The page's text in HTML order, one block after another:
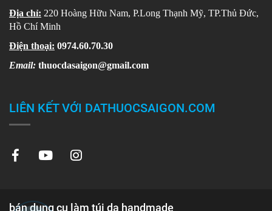
bán dụng cụ làm túi da handmade
Địa chỉ: 220 Hoàng Hữu Nam, P.Long Thạnh Mỹ, TP.Thủ Đức,
Hồ Chí Minh
Điện thoại: 0974.60.70.30
Email: thuocdasaigon@gmail.com
LIÊN KẾT VỚI DATHUOCSAIGON.COM